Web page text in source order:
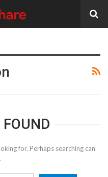
for. Perhaps searching can